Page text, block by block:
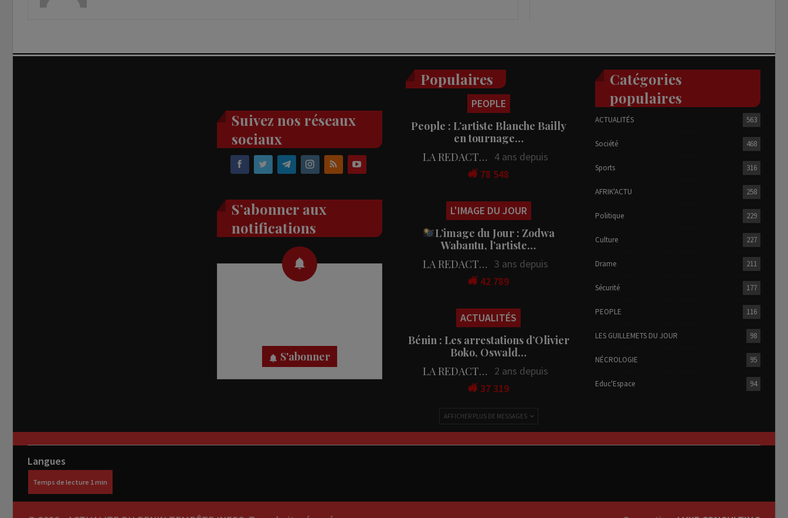
Suivez nos réseaux
sociaux
S’abonner aux
notifications
S'abonner
Populaires
PEOPLE
People : L’artiste Blanche Bailly
en tournage…
LA REDACTION
4 ans depuis
78 548
L'IMAGE DU JOUR
L’image du Jour : Zodwa
Wabantu, l’artiste…
LA REDACTION 3 ans depuis
42 789
ACTUALITÉS
Bénin : Les arrestations d’Olivier
Boko, Oswald…
LA REDACTION
2 ans depuis
37 319
AFFICHER PLUS DE MESSAGES
Catégories
populaires
ACTUALITÉS 563
Société 468
Sports 316
AFRIK'ACTU 258
Politique 229
Culture 227
Drame 211
Sécurité 177
PEOPLE 116
LES GUILLEMETS DU JOUR 98
NÉCROLOGIE 95
Educ'Espace 94
Langues